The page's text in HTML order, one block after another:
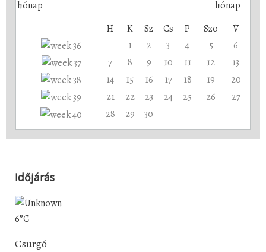
H K Sz Cs P Szo
V
1
2 3 4 5
6
7
8 9 10 11 12
13
14
15 16 17 18 19
20
21
22 23 24 25 26
27
28
29 30
Időjárás
6°C
Csurgó